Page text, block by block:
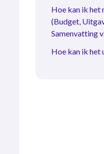
Hoe kan ik het
(Budget,
Samenvatting
Hoe kan ik het